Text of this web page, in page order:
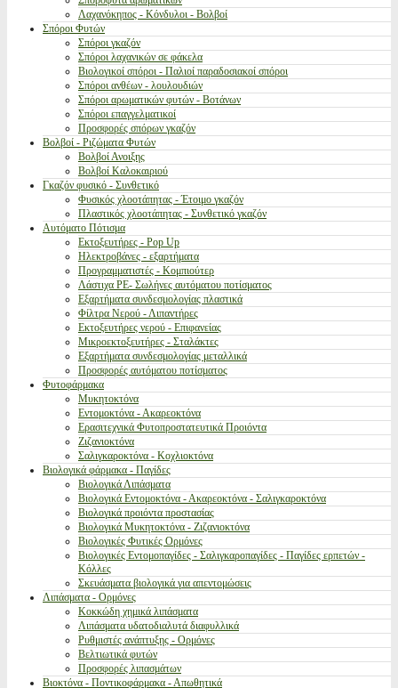
Λαχανόκηπος - Κόνδυλοι - Βολβοί
Σπόροι Φυτών
Σπόροι γκαζόν
Σπόροι λαχανικών σε φάκελα
Βιολογικοί σπόροι - Παλιοί παραδοσιακοί σπόροι
Σπόροι ανθέων - λουλουδιών
Σπόροι αρωματικών φυτών - Βοτάνων
Σπόροι επαγγελματικοί
Προσφορές σπόρων γκαζόν
Βολβοί - Ριζώματα Φυτών
Βολβοί Ανοιξης
Βολβοί Καλοκαιριού
Γκαζόν φυσικό - Συνθετικό
Φυσικός χλοοτάπητας - Έτοιμο γκαζόν
Πλαστικός χλοοτάπητας - Συνθετικό γκαζόν
Αυτόματο Πότισμα
Εκτοξευτήρες - Pop Up
Ηλεκτροβάνες - εξαρτήματα
Προγραμματιστές - Κομπιούτερ
Λάστιχα PE- Σωλήνες αυτόματου ποτίσματος
Εξαρτήματα συνδεσμολογίας πλαστικά
Φίλτρα Νερού - Λιπαντήρες
Εκτοξευτήρες νερού - Επιφανείας
Μικροεκτοξευτήρες - Σταλάκτες
Εξαρτήματα συνδεσμολογίας μεταλλικά
Προσφορές αυτόματου ποτίσματος
Φυτοφάρμακα
Μυκητοκτόνα
Εντομοκτόνα - Ακαρεοκτόνα
Ερασιτεχνικά Φυτοπροστατευτικά Προιόντα
Ζιζανιοκτόνα
Σαλιγκαροκτόνα - Κοχλιοκτόνα
Βιολογικά φάρμακα - Παγίδες
Βιολογικά Λιπάσματα
Βιολογικά Εντομοκτόνα - Ακαρεοκτόνα - Σαλιγκαροκτόνα
Βιολογικά προιόντα προστασίας
Βιολογικά Μυκητοκτόνα - Ζιζανιοκτόνα
Βιολογικές Φυτικές Ορμόνες
Βιολογικές Εντομοπαγίδες - Σαλιγκαροπαγίδες - Παγίδες ερπετών -
Κόλλες
Σκευάσματα βιολογικά για απεντομώσεις
Λιπάσματα - Ορμόνες
Κοκκώδη χημικά λιπάσματα
Λιπάσματα υδατοδιαλυτά διαφυλλικά
Ρυθμιστές ανάπτυξης - Ορμόνες
Βελτιωτικά φυτών
Προσφορές λιπασμάτων
Βιοκτόνα - Ποντικοφάρμακα - Απωθητικά